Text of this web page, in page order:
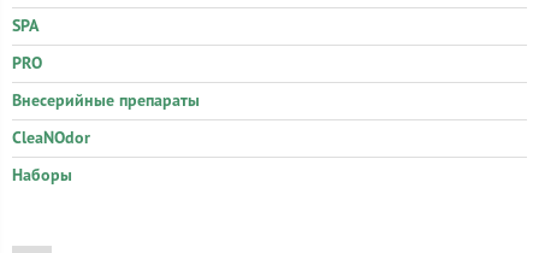
SPA
PRO
Внесерийные препараты
CleaNOdor
Наборы